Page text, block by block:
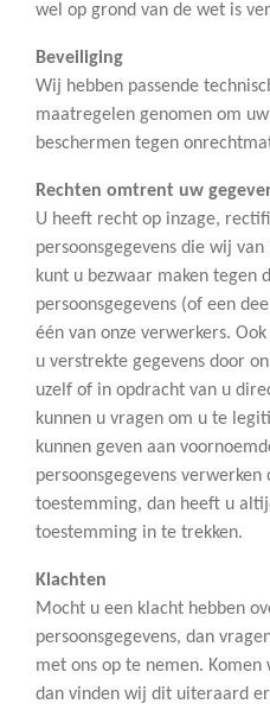
wel op grond van de wet is
Beveiliging
Wij hebben passende
maatregelen genomen om
beschermen tegen
Rechten omtrent uw
U heeft recht op inzage,
persoonsgegevens die wij
kunt u bezwaar maken tegen
persoonsgegevens (of een
één van onze verwerkers.
u verstrekte gegevens door
uzelf of in opdracht van u
kunnen u vragen om u te
kunnen geven aan
persoonsgegevens verwerken
toestemming, dan heeft u
toestemming in te trekken.
Klachten
Mocht u een klacht hebben
persoonsgegevens, dan
met ons op te nemen.
dan vinden wij dit uiteraard